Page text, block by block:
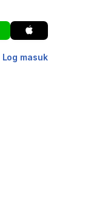
Log masuk